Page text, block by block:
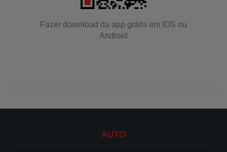
Fazer download da app grátis em IOS ou
Android
AUTO